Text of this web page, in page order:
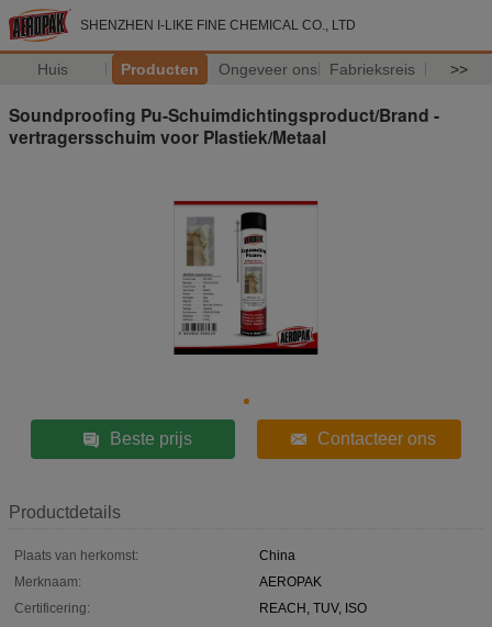
SHENZHEN I-LIKE FINE CHEMICAL CO., LTD
Huis Producten Ongeveer ons Fabrieksreis >>
Soundproofing Pu-Schuimdichtingsproduct/Brand -
vertragersschuim voor Plastiek/Metaal
Beste prijs Contacteer ons
Productdetails
Plaats van herkomst:
China
Merknaam:
AEROPAK
Certificering:
REACH, TUV, ISO